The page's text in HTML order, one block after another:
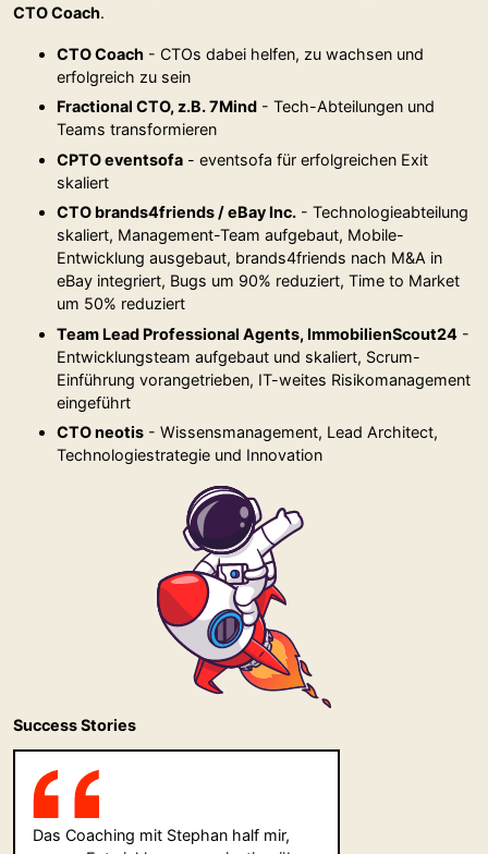
CTO Coach.
CTO Coach - CTOs dabei helfen, zu wachsen und
erfolgreich zu sein
Fractional CTO, z.B. 7Mind - Tech-Abteilungen und
Teams transformieren
CPTO eventsofa - eventsofa für erfolgreichen Exit
skaliert
CTO brands4friends / eBay Inc. - Technologieabteilung
skaliert, Management-Team aufgebaut, Mobile-
Entwicklung ausgebaut, brands4friends nach M&A in
eBay integriert, Bugs um 90% reduziert, Time to Market
um 50% reduziert
Team Lead Professional Agents, ImmobilienScout24 -
Entwicklungsteam aufgebaut und skaliert, Scrum-
Einführung vorangetrieben, IT-weites Risikomanagement
eingeführt
CTO neotis - Wissensmanagement, Lead Architect,
Technologiestrategie und Innovation
Success Stories
Das Coaching mit Stephan half mir,